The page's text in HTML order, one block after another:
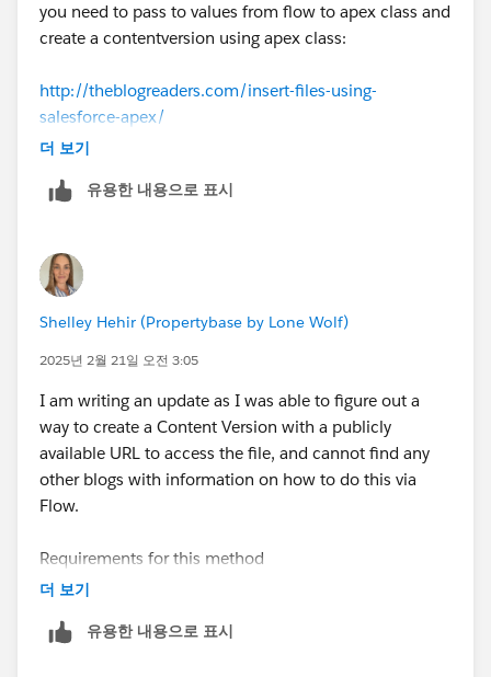
you need to pass to values from flow to apex class and
create a contentversion using apex class:
http://theblogreaders.com/insert-files-using-
salesforce-apex/
더 보기
유용한 내용으로 표시
Shelley Hehir (Propertybase by Lone Wolf)
2025년 2월 21일 오전 3:05
I am writing an update as I was able to figure out a
way to create a Content Version with a publicly
available URL to access the file, and cannot find any
other blogs with information on how to do this via
Flow.
Requirements for this method
-Publicly accessible URL
Required fields for Content Version
더 보기
유용한 내용으로 표시